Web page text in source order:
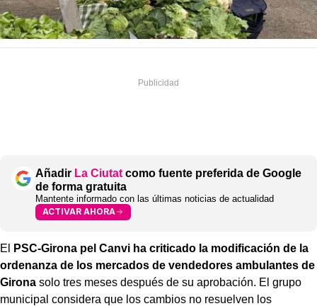
Añadir La Ciutat como fuente preferida de Google
de forma gratuita
Mantente informado con las últimas noticias de actualidad
ACTIVAR AHORA
El PSC-Girona pel Canvi ha criticado la modificación de la
ordenanza de los mercados de vendedores ambulantes de
Girona solo tres meses después de su aprobación. El grupo
municipal considera que los cambios no resuelven los